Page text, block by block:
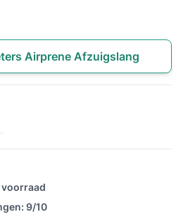
Airprene Afzuigslang
9/10